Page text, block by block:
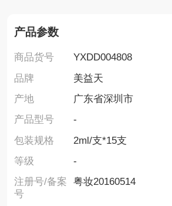
产品参数
商品货号
YXDD004808
品牌
美益天
产地
广东省深圳市
产品型号
-
包装规格
2ml/支*15支
等级
-
注册号/备案
号
粤妆20160514